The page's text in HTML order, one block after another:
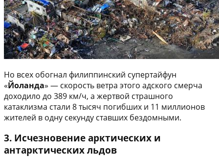
Но всех обогнал филиппинский супертайфун
«Йоланда» — скорость ветра этого адского смерча
доходило до 389 км/ч, а жертвой страшного
катаклизма стали 8 тысяч погибших и 11 миллионов
жителей в одну секунду ставших бездомными.
3. Исчезновение арктических и
антарктических льдов